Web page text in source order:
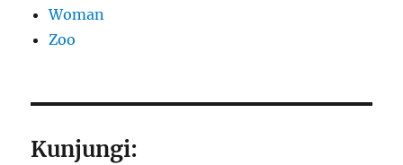
Woman
Zoo
Kunjungi: